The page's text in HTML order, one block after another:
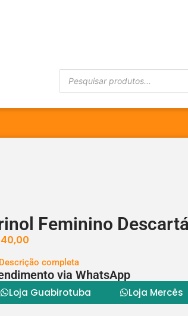
Feminino
40,00
Descrição completa
via WhatsApp
Loja Guabirotuba Loja Mercês